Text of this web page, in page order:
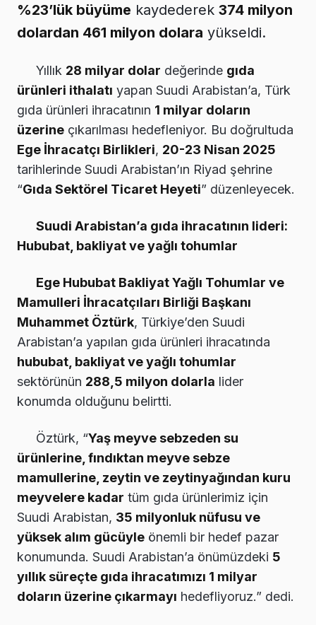
%23’lük büyüme kaydederek 374 milyon
dolardan 461 milyon dolara yükseldi.
Yıllık 28 milyar dolar değerinde gıda
ürünleri ithalatı yapan Suudi Arabistan’a, Türk
gıda ürünleri ihracatının 1 milyar doların
üzerine çıkarılması hedefleniyor. Bu doğrultuda
Ege İhracatçı Birlikleri, 20-23 Nisan 2025
tarihlerinde Suudi Arabistan’ın Riyad şehrine
“Gıda Sektörel Ticaret Heyeti” düzenleyecek.
Suudi Arabistan’a gıda ihracatının lideri:
Hububat, bakliyat ve yağlı tohumlar
Ege Hububat Bakliyat Yağlı Tohumlar ve
Mamulleri İhracatçıları Birliği Başkanı
Muhammet Öztürk, Türkiye’den Suudi
Arabistan’a yapılan gıda ürünleri ihracatında
hububat, bakliyat ve yağlı tohumlar
sektörünün 288,5 milyon dolarla lider
konumda olduğunu belirtti.
Öztürk, “Yaş meyve sebzeden su
ürünlerine, fındıktan meyve sebze
mamullerine, zeytin ve zeytinyağından kuru
meyvelere kadar tüm gıda ürünlerimiz için
Suudi Arabistan, 35 milyonluk nüfusu ve
yüksek alım gücüyle önemli bir hedef pazar
konumunda. Suudi Arabistan’a önümüzdeki 5
yıllık süreçte gıda ihracatımızı 1 milyar
doların üzerine çıkarmayı hedefliyoruz.” dedi.